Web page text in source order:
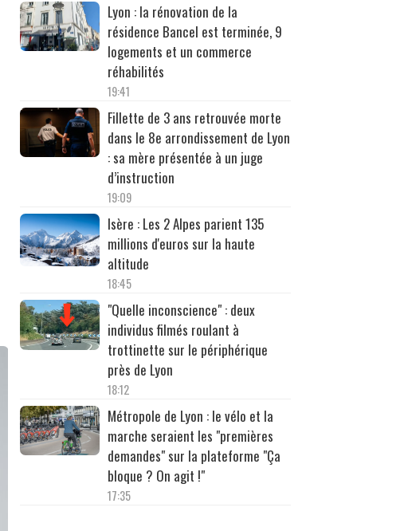
Lyon : la rénovation de la
résidence Bancel est terminée, 9
logements et un commerce
réhabilités
19:41
Fillette de 3 ans retrouvée morte
dans le 8e arrondissement de Lyon
: sa mère présentée à un juge
d’instruction
19:09
Isère : Les 2 Alpes parient 135
millions d'euros sur la haute
altitude
18:45
"Quelle inconscience" : deux
individus filmés roulant à
trottinette sur le périphérique
près de Lyon
18:12
Métropole de Lyon : le vélo et la
marche seraient les "premières
demandes" sur la plateforme "Ça
bloque ? On agit !"
17:35